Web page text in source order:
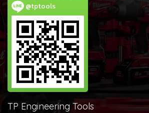
@tptools
TP Engineering Tools